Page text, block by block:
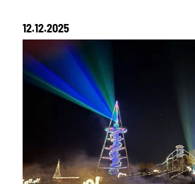
12.12.2025